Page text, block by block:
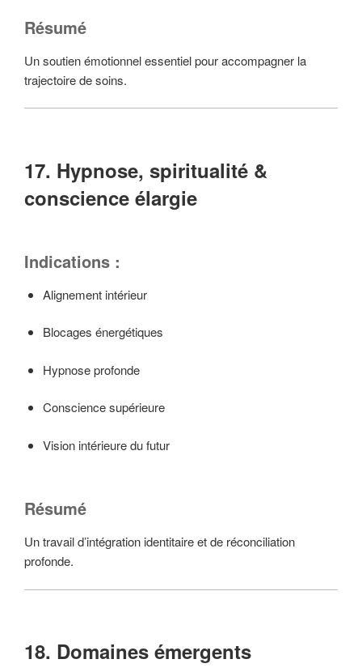
Résumé
Un soutien émotionnel essentiel pour accompagner la
trajectoire de soins.
17. Hypnose, spiritualité &
conscience élargie
Indications :
Alignement intérieur
Blocages énergétiques
Hypnose profonde
Conscience supérieure
Vision intérieure du futur
Résumé
Un travail d’intégration identitaire et de réconciliation
profonde.
18. Domaines émergents